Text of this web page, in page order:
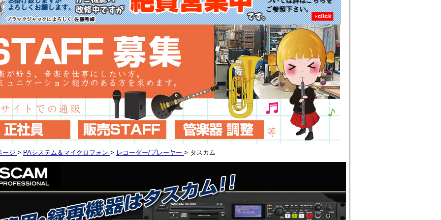
ージ > PAシステム＆マイクロフォン > レコーダー/プレーヤー > タスカム